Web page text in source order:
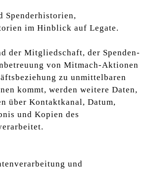
Spenderhistorien,
im Hinblick auf Legate.
der Mitgliedschaft, der Spenden-
von Mitmach-Aktionen
zu unmittelbaren
kommt, werden weitere Daten,
über Kontaktkanal, Datum,
und Kopien des
und